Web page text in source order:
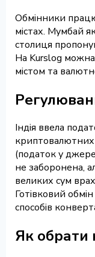
Обмінники
містах. Мумбай
столиця
На Kurslog можна
містом та
Індія ввела
(податок у
не заборонена,
великих сум
Готівковий
способів
Як обрати